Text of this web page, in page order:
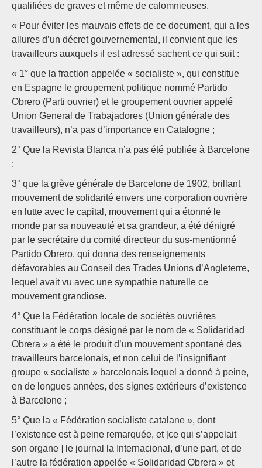
qualifiées de graves et même de calomnieuses.
« Pour éviter les mauvais effets de ce document, qui a les
allures d’un décret gouvernemental, il convient que les
travailleurs auxquels il est adressé sachent ce qui suit :
« 1° que la fraction appelée « socialiste », qui constitue
en Espagne le groupement politique nommé Partido
Obrero (Parti ouvrier) et le groupement ouvrier appelé
Union General de Trabajadores (Union générale des
travailleurs), n’a pas d’importance en Catalogne ;
2° Que la Revista Blanca n’a pas été publiée à Barcelone
;
3° que la grève générale de Barcelone de 1902, brillant
mouvement de solidarité envers une corporation ouvrière
en lutte avec le capital, mouvement qui a étonné le
monde par sa nouveauté et sa grandeur, a été dénigré
par le secrétaire du comité directeur du sus-mentionné
Partido Obrero, qui donna des renseignements
défavorables au Conseil des Trades Unions d’Angleterre,
lequel avait vu avec une sympathie naturelle ce
mouvement grandiose.
4° Que la Fédération locale de sociétés ouvrières
constituant le corps désigné par le nom de « Solidaridad
Obrera » a été le produit d’un mouvement spontané des
travailleurs barcelonais, et non celui de l’insignifiant
groupe « socialiste » barcelonais lequel a donné à peine,
en de longues années, des signes extérieurs d’existence
à Barcelone ;
5° Que la « Fédération socialiste catalane », dont
l’existence est à peine remarquée, et [ce qui s’appelait
son organe ] le journal la Internacional, d’une part, et de
l’autre la fédération appelée « Solidaridad Obrera » et